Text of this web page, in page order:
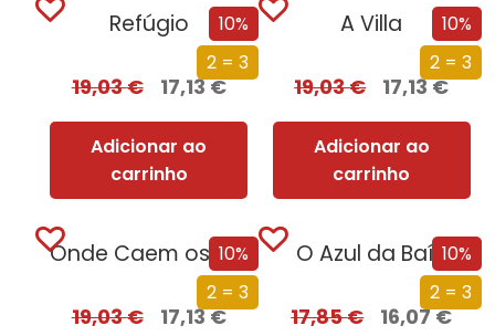
10%
2 = 3
Refúgio
19,03€ 17,13€
Adicionar ao
carrinho
10%
2 = 3
A Villa
19,03€ 17,13€
Adicionar ao
carrinho
10%
2 = 3
Onde Caem os Anjos
19,03€ 17,13€
10%
2 = 3
O Azul da Baía
17,85€ 16,07€